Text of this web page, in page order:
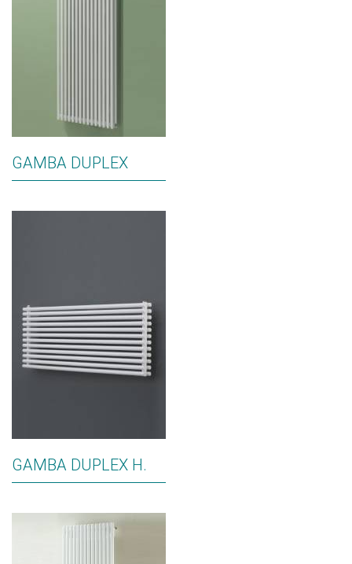
GAMBA DUPLEX
GAMBA DUPLEX H.